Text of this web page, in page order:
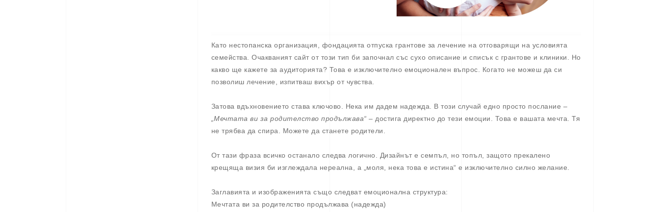
Като нестопанска организация, фондацията отпуска грантове за лечение на отговарящи на условията
семейства. Очакваният сайт от този тип би започнал със сухо описание и списък с грантове и клиники. Но
какво ще кажете за аудиторията? Това е изключително емоционален въпрос. Когато не можеш да си
позволиш лечение, изпитваш вихър от чувства.
Затова вдъхновението става ключово. Нека им дадем надежда. В този случай едно просто послание –
„Мечтата ви за родителство продължава“ – достига директно до тези емоции. Това е вашата мечта. Тя
не трябва да спира. Можете да станете родители.
От тази фраза всичко останало следва логично. Дизайнът е семпъл, но топъл, защото прекалено
крещяща визия би изглеждала нереална, а „моля, нека това е истина“ е изключително силно желание.
Заглавията и изображенията също следват емоционална структура:
Мечтата ви за родителство продължава (надежда)